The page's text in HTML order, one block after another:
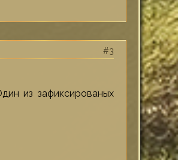
3
из зафиксированых